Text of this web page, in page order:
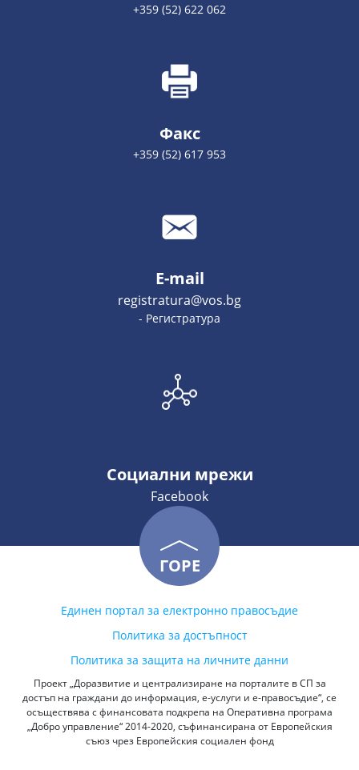
+359 (52) 622 062
Факс
+359 (52) 617 953
E-mail
registratura@vos.bg
- Регистратура
Социални мрежи
Facebook
ГОРЕ
Единен портал за електронно правосъдие
Политика за достъпност
Политика за защита на личните данни
Проект „Доразвитие и централизиране на порталите в СП за
достъп на граждани до информация, е-услуги и е-правосъдие“, се
осъществява с финансовата подкрепа на Оперативна програма
„Добро управление“ 2014-2020, съфинансирана от Европейския
съюз чрез Европейския социален фонд